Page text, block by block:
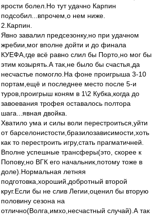
ярости болел.Но тут удачно Карпин
подсобил...впрочем,о нем ниже.
2.Карпин.
Явно завалил предсезонку,но при удачном
жребии,мог вполне дойти и до финала
КУЕФА,где всё равно слил бы Порто,но мог бы
этим козырять.А так,не было бы счастья,да
несчастье помогло.На фоне проигрыша 3-10
портам,ещё и последнее место после 5-и
туров,проигрыш коням в 1\2 Кубка,когда до
завоевания трофея оставалось полтора
шага...явная двойка.
Хватило ума и силы воли перестроиться,уйти
от барселонистости,бразилозависимости,хоть
как то перестроить игру,стать прагматичней.
Вполне успешные трансферы(это, скорее к
Попову,но ВГК его начальник,потому тоже в
доле).Нормальная летняя
подготовка,хороший,добротный второй
круг.Если бы не слив Легии,оценил бы вторую
половину сезона на
отлично(Волга,имхо,несчастный случай).А так